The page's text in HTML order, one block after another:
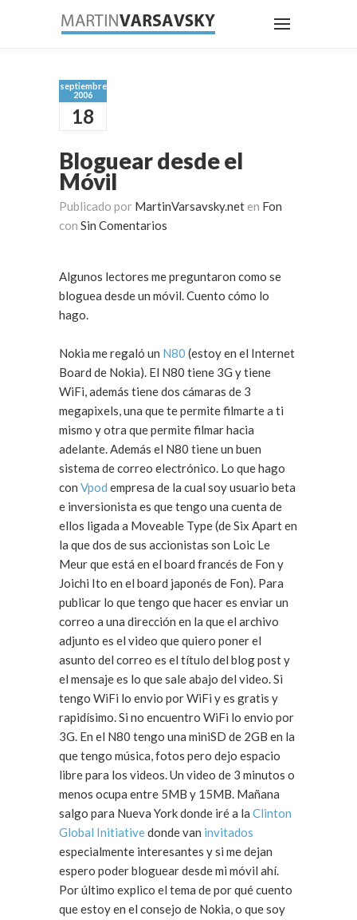
septiembre
2006
18
Bloguear desde el
Móvil
Publicado por MartinVarsavsky.net en Fon
con Sin Comentarios
Algunos lectores me preguntaron como se
bloguea desde un móvil. Cuento cómo lo
hago.
Nokia me regaló un N80 (estoy en el Internet
Board de Nokia). El N80 tiene 3G y tiene
WiFi, además tiene dos cámaras de 3
megapixels, una que te permite filmarte a ti
mismo y otra que permite filmar hacia
adelante. Además el N80 tiene un buen
sistema de correo electrónico. Lo que hago
con Vpod empresa de la cual soy usuario beta
e inversionista es que tengo una cuenta de
ellos ligada a Moveable Type (de Six Apart en
la que dos de sus accionistas son Loic Le
Meur que está en el board francés de Fon y
Joichi Ito en el board japonés de Fon). Para
publicar lo que tengo que hacer es enviar un
correo a una dirección en la que el archivo
adjunto es el video que quiero poner el
asunto del correo es el título del blog post y
el mensaje es lo que sale abajo del video. Si
tengo WiFi lo envio por WiFi y es gratis y
rapidísimo. Si no encuentro WiFi lo envio por
3G. En el N80 tengo una miniSD de 2GB en la
que tengo música, fotos pero dejo espacio
libre para los videos. Un video de 3 minutos o
menos ocupa entre 5MB y 15MB. Mañana
salgo para Nueva York donde iré a la Clinton
Global Initiativedonde van invitados
especialmente interesantes y si me dejan
espero poder bloguear desde mi móvil ahí.
Por último explico el tema de por qué cuento
que estoy en el consejo de Nokia, o que soy